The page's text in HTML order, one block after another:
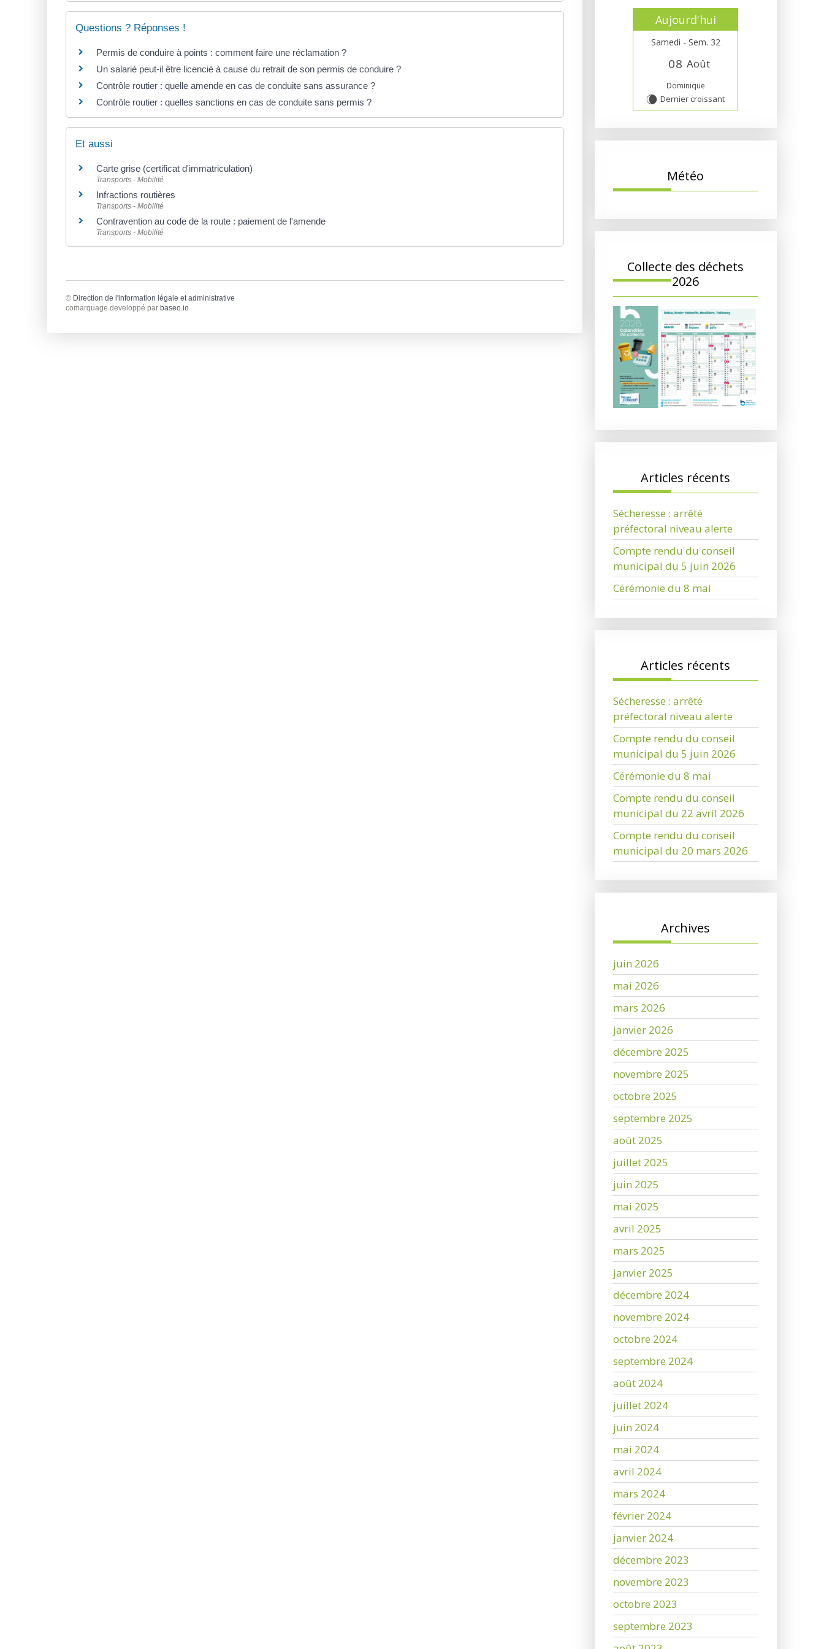
Questions ? Réponses !
Permis de conduire à points : comment faire une réclamation ?
Un salarié peut-il être licencié à cause du retrait de son permis de conduire ?
Contrôle routier : quelle amende en cas de conduite sans assurance ?
Contrôle routier : quelles sanctions en cas de conduite sans permis ?
Et aussi
Carte grise (certificat d'immatriculation)
Transports - Mobilité
Infractions routières
Transports - Mobilité
Contravention au code de la route : paiement de l'amende
Transports - Mobilité
© Direction de l'information légale et administrative
comarquage developpé par baseo.io
Aujourd'hui
Samedi - Sem. 32
08 Août
Dominique
W Dernier croissant
Météo
Collecte des déchets
2026
Articles récents
Sécheresse : arrêté
préfectoral niveau alerte
Compte rendu du conseil
municipal du 5 juin 2026
Cérémonie du 8 mai
Articles récents
Sécheresse : arrêté
préfectoral niveau alerte
Compte rendu du conseil
municipal du 5 juin 2026
Cérémonie du 8 mai
Compte rendu du conseil
municipal du 22 avril 2026
Compte rendu du conseil
municipal du 20 mars 2026
Archives
juin 2026
mai 2026
mars 2026
janvier 2026
décembre 2025
novembre 2025
octobre 2025
septembre 2025
août 2025
juillet 2025
juin 2025
mai 2025
avril 2025
mars 2025
janvier 2025
décembre 2024
novembre 2024
octobre 2024
septembre 2024
août 2024
juillet 2024
juin 2024
mai 2024
avril 2024
mars 2024
février 2024
janvier 2024
décembre 2023
novembre 2023
octobre 2023
septembre 2023